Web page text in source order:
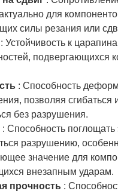
для
силы резания или
: Устойчивость к
подвергающихся
: Способность
позволяя сгибаться
без разрушения.
: Способность поглощать
разрушению,
значение для
внезапным ударам.
прочность :